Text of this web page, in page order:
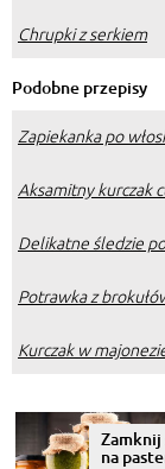
Chrupki z serkiem
Podobne przepisy
Zapiekanka po
Aksamitny kurczak
Delikatne śledzie
Potrawka z
Kurczak w
Zamknij
na